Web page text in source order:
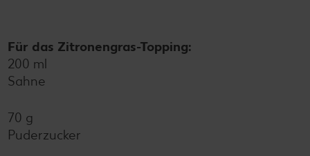
Für das Zitronengras-Topping:
200 ml
Sahne
70 g
Puderzucker